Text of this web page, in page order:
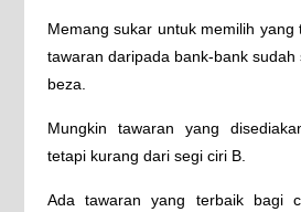
Memang sukar untuk memilih yang
tawaran daripada bank-bank sudah
beza.
Mungkin tawaran yang
tetapi kurang dari segi ciri B.
Ada tawaran yang terbaik bagi